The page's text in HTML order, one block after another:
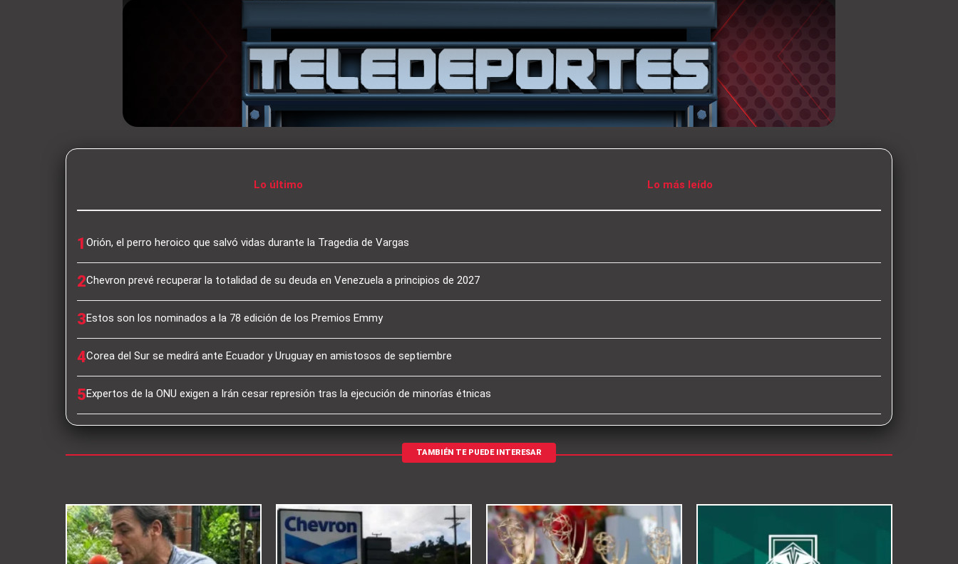
Lo último Lo más leído
1 Orión, el perro heroico que salvó vidas durante la Tragedia de Vargas
2Chevron prevé recuperar la totalidad de su deuda en Venezuela a principios de 2027
3Estos son los nominados a la 78 edición de los Premios Emmy
4Corea del Sur se medirá ante Ecuador y Uruguay en amistosos de septiembre
5Expertos de la ONU exigen a Irán cesar represión tras la ejecución de minorías étnicas
TAMBIÉN TE PUEDE INTERESAR